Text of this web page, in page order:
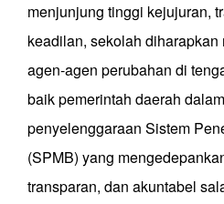
menjunjung tinggi kejujuran,
keadilan, sekolah diharapkan
agen-agen perubahan di
baik pemerintah daerah
penyelenggaraan Sistem
(SPMB) yang
transparan, dan akuntabel